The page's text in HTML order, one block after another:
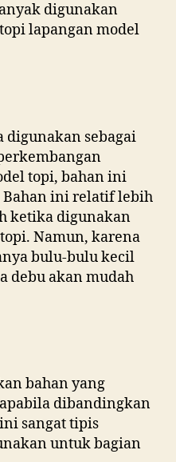
digunakan
lapangan model
digunakan sebagai
topi, bahan ini
Bahan ini relatif lebih
ketika digunakan
Namun, karena
bulu-bulu kecil
debu akan mudah
bahan yang
dibandingkan
sangat tipis
untuk bagian